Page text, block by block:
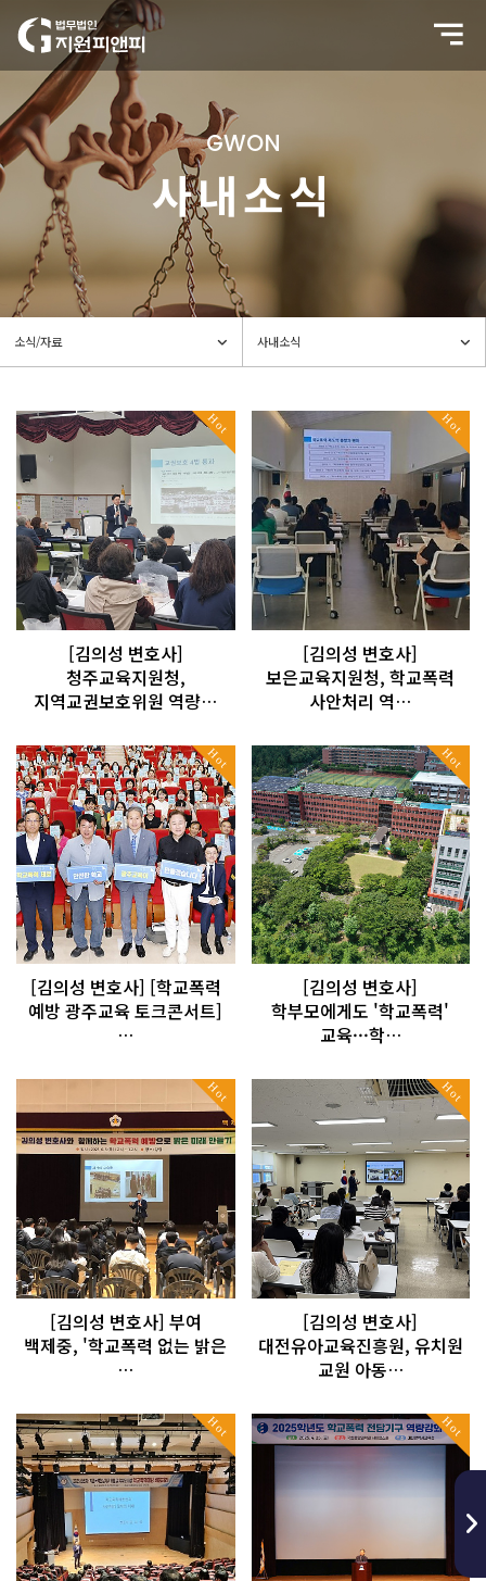
GWON
사내소식
Hot
[김의성 변호사]
청주교육지원청,
지역교권보호위원 역량…
Hot
[김의성 변호사]
보은교육지원청, 학교폭력
사안처리 역…
Hot
[김의성 변호사] [학교폭력
예방 광주교육 토크콘서트]
…
Hot
[김의성 변호사]
학부모에게도 '학교폭력'
교육···학…
Hot
[김의성 변호사] 부여
백제중, '학교폭력 없는 밝은
…
Hot
[김의성 변호사]
대전유아교육진흥원, 유치원
교원 아동…
Hot Hot